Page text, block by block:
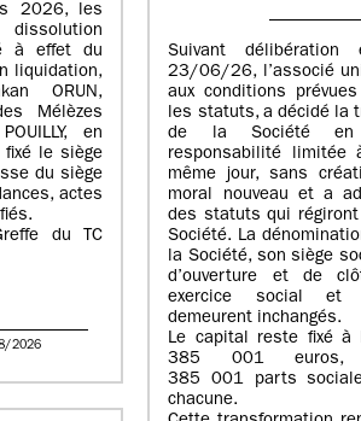
2026, les
à effet du
liquidation,
ORUN,
Mélèzes
en
le siège
du siège
actes
du TC
2026
Suivant
23/06/26, l’associé
aux conditions
les statuts, a décidé la
de la Société
responsabilité limitée
même jour, sans
moral nouveau et a
des statuts qui
Société. La
la Société, son siège
d’ouverture et de
exercice social et
demeurent inchangés.
Le capital reste fixé à
385 001 euros,
385 001 parts
chacune.